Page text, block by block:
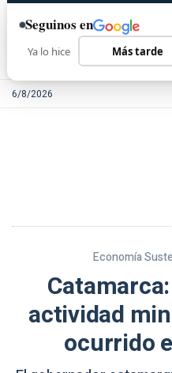
6/8/2026
Economía
actividad
ocurrido
Seguinos en
Ya lo hice Más tarde